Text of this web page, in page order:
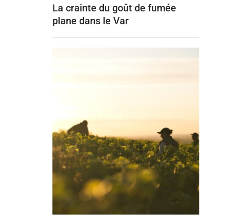
La crainte du goût de fumée
plane dans le Var